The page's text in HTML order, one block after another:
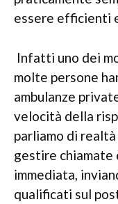
essere efficienti
Infatti uno dei
molte persone
ambulanze
velocità della
parliamo di
gestire chiamate
immediata,
qualificati sul